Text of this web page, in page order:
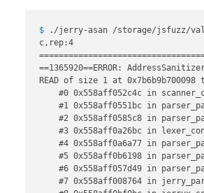
"r8" , "r9" , "r10", "r11",
"r12"
]
for d in (VALID_DIR, LOG_DIR):
    d.mkdir(parents=
True ,
# helper: unique destination
unique_dest(dest: Path) ->
if not dest.exists():
return dest
    i =
1
while True :
$ ./jerry-asan /storage/jsfuzz/
c,rep:4
==1365920==ERROR:
READ of size 1 at 0x7b6b9b700098
#0 0x558aff052c4c in
#1 0x558aff0551bc in
#2 0x558aff0585c8 in
#3 0x558aff0a26bc in
#4 0x558aff0a6a77 in
#5 0x558aff0b6198 in
#6 0x558aff057d49 in
#7 0x558aff008764 in